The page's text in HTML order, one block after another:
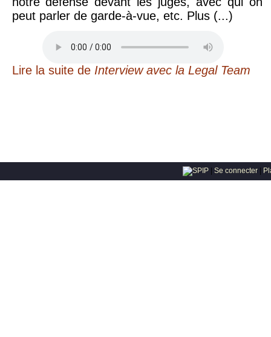
peut parler de garde-à-vue, etc. Plus (...)
Lire la suitede Interview avec la Legal Team
| Se connecter |